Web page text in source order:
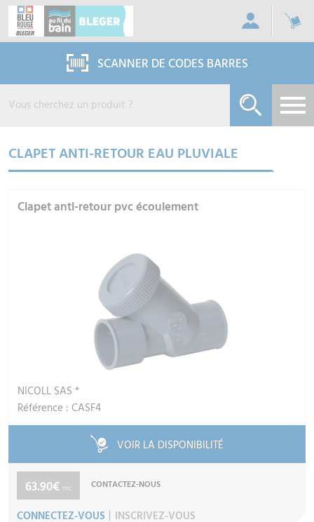
SCANNER DE CODES BARRES
CLAPET ANTI-RETOUR EAU PLUVIALE
Clapet anti-retour pvc écoulement
NICOLL SAS *
Référence : CASF4
VOIR LA DISPONIBILITÉ
63.90€ TTC CONTACTEZ-NOUS
CONNECTEZ-VOUS INSCRIVEZ-VOUS
Panneau de gestion des cookies